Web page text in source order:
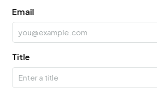
Email
Title